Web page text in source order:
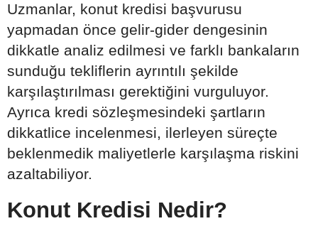
Uzmanlar, konut kredisi başvurusu
yapmadan önce gelir-gider dengesinin
dikkatle analiz edilmesi ve farklı bankaların
sunduğu tekliflerin ayrıntılı şekilde
karşılaştırılması gerektiğini vurguluyor.
Ayrıca kredi sözleşmesindeki şartların
dikkatlice incelenmesi, ilerleyen süreçte
beklenmedik maliyetlerle karşılaşma riskini
azaltabiliyor.
Konut Kredisi Nedir?